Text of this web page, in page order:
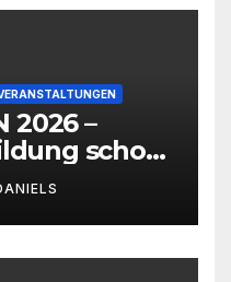
2026 –
schon